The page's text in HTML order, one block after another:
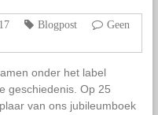
Blogpost
Geen
onder het label
geschiedenis. Op 25
van ons jubileumboek